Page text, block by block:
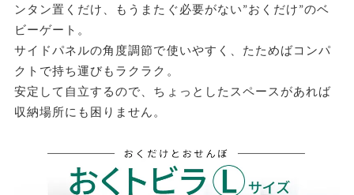
北海道・中国・四国・九州 往復3,190円
※沖縄・離島はお届けできません。
ンタン置くだけ、もうまたぐ必要がない”おくだけ”のベ
ビーゲート。
サイドパネルの角度調節で使いやすく、たためばコンパ
クトで持ち運びもラクラク。
安定して自立するので、ちょっとしたスペースがあれば
収納場所にも困りません。